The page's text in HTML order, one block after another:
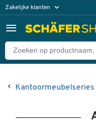
Zakelijke klanten
Particuliere klanten
Kantoormeubelseries